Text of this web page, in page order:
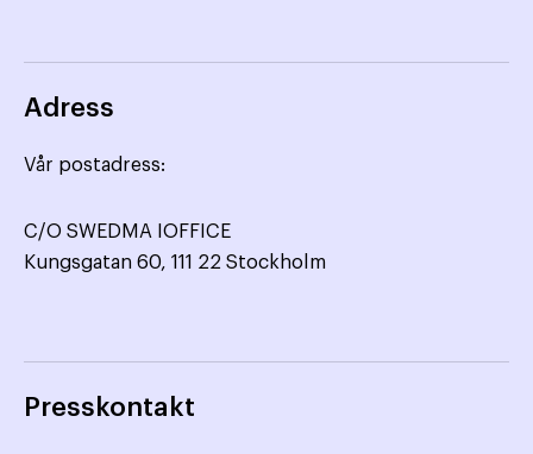
Adress
Vår postadress:
C/O SWEDMA IOFFICE
Kungsgatan 60, 111 22 Stockholm
Presskontakt